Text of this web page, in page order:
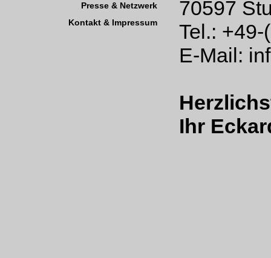
Presse & Netzwerk
Kontakt & Impressum
70597
Tel.: +49-
E-Mail:
Ihr